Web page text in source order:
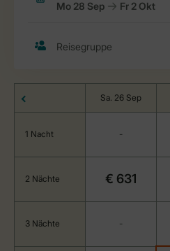
Sa. 26 Sep
1 Nacht -
2 Nächte € 631
3 Nächte -